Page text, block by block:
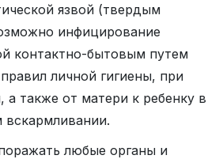
язвой (твердым
инфицирование
контактно-бытовым путем
личной гигиены, при
а также от матери к ребенку в
вскармливании.
любые органы и